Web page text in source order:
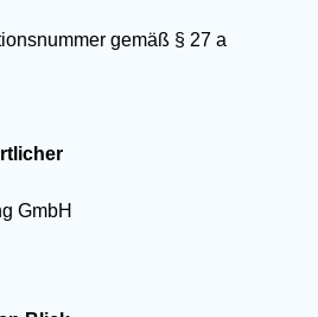
gemäß § 27 a
GmbH